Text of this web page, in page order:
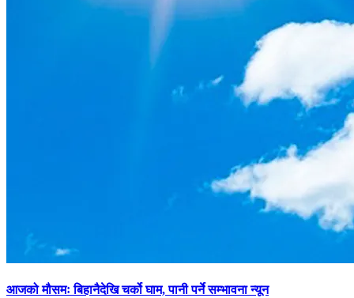
आजको मौसमः बिहानैदेखि चर्को घाम, पानी पर्ने सम्भावना न्यून